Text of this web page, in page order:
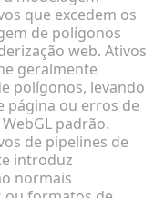
que excedem os
de polígonos
web. Ativos
geralmente
polígonos, levando
página ou erros de
padrão.
de pipelines de
introduz
normais